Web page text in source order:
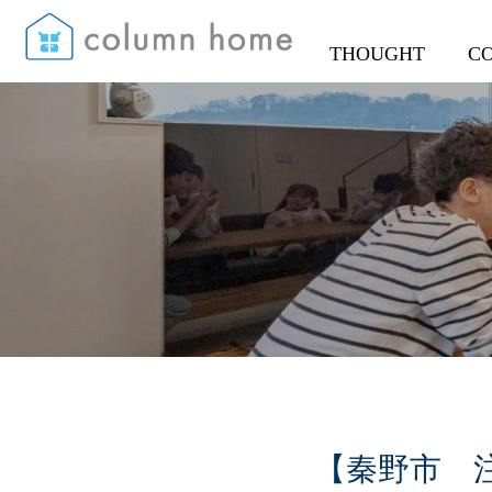
THOUGHT
【秦野市